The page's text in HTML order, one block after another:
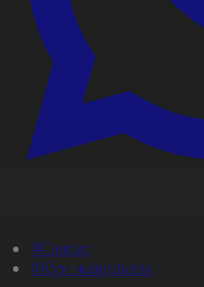
#Саясат
#Күн жаңалығы